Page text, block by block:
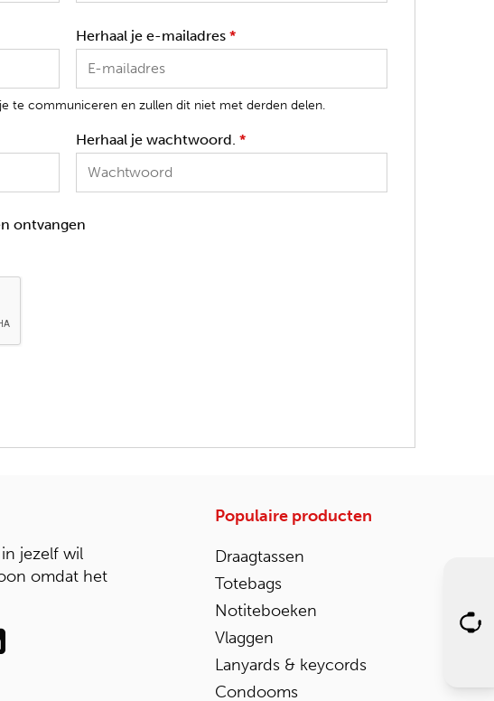
Herhaal je e-mailadres *
te communiceren en zullen dit niet met derden delen.
Herhaal je wachtwoord. *
ontvangen
jezelf wil
omdat het
Populaire producten
Draagtassen
Totebags
Notiteboeken
Vlaggen
Lanyards & keycords
Condooms